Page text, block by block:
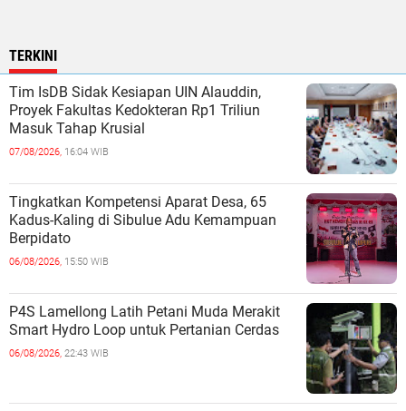
TERKINI
Tim IsDB Sidak Kesiapan UIN Alauddin,
Proyek Fakultas Kedokteran Rp1 Triliun
Masuk Tahap Krusial
07/08/2026, 16:04 WIB
Tingkatkan Kompetensi Aparat Desa, 65
Kadus-Kaling di Sibulue Adu Kemampuan
Berpidato
06/08/2026, 15:50 WIB
P4S Lamellong Latih Petani Muda Merakit
Smart Hydro Loop untuk Pertanian Cerdas
06/08/2026, 22:43 WIB